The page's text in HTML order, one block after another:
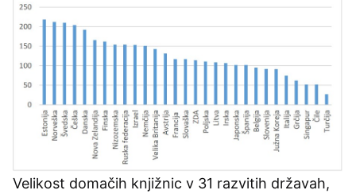
Velikost domačih knjižnic v 31 razvitih državah,